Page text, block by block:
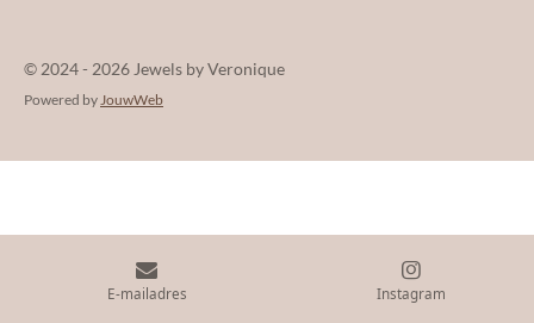
© 2024 - 2026 Jewels by Veronique
Powered by JouwWeb
E-mailadres Instagram